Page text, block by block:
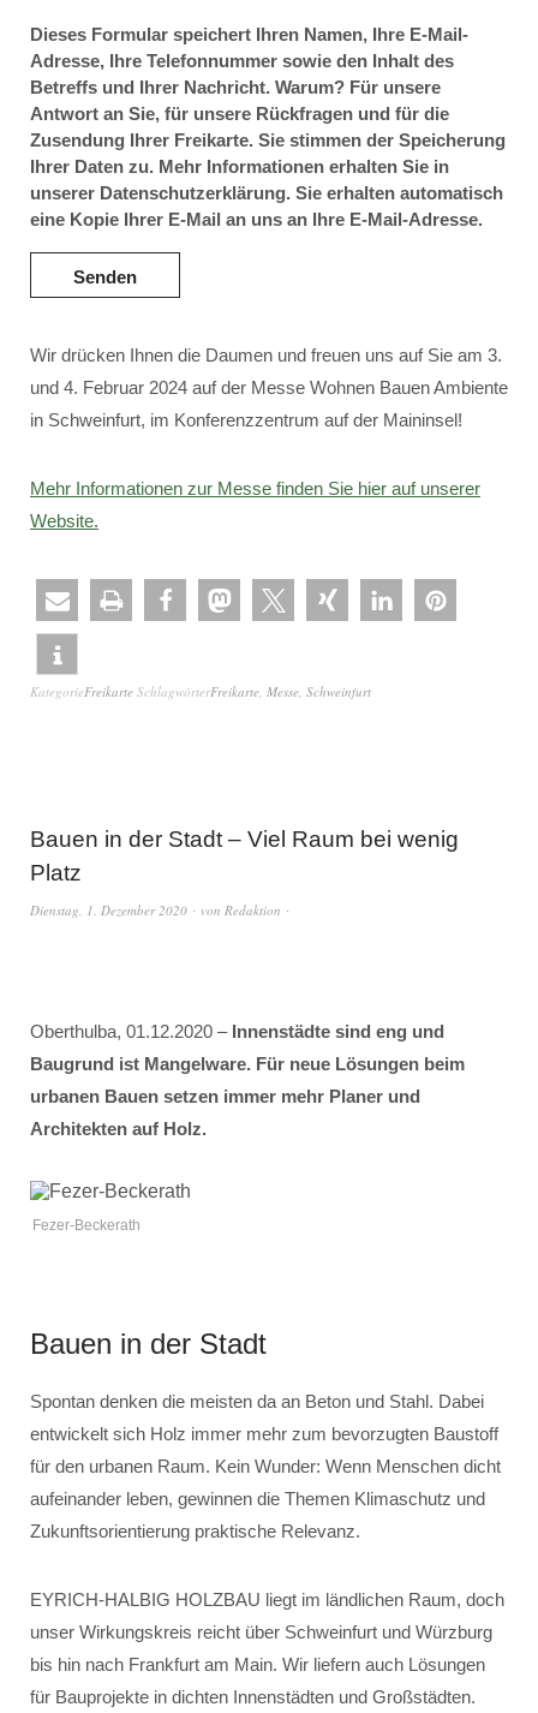
Dieses Formular speichert Ihren Namen, Ihre E-Mail-
Adresse, Ihre Telefonnummer sowie den Inhalt des
Betreffs und Ihrer Nachricht. Warum? Für unsere
Antwort an Sie, für unsere Rückfragen und für die
Zusendung Ihrer Freikarte. Sie stimmen der Speicherung
Ihrer Daten zu. Mehr Informationen erhalten Sie in
unserer Datenschutzerklärung. Sie erhalten automatisch
eine Kopie Ihrer E-Mail an uns an Ihre E-Mail-Adresse.
Wir drücken Ihnen die Daumen und freuen uns auf Sie am 3.
und 4. Februar 2024 auf der Messe Wohnen Bauen Ambiente
in Schweinfurt, im Konferenzzentrum auf der Maininsel!
Mehr Informationen zur Messe finden Sie hier auf unserer
Website.
KategorieFreikarte SchlagwörterFreikarte, Messe, Schweinfurt
Bauen in der Stadt – Viel Raum bei wenig
Platz
Dienstag, 1. Dezember 2020 von Redaktion
Oberthulba, 01.12.2020 –Innenstädte sind eng und
Baugrund ist Mangelware. Für neue Lösungen beim
urbanen Bauen setzen immer mehr Planer und
Architekten auf Holz.
Fezer-Beckerath
Bauen in der Stadt
Spontan denken die meisten da an Beton und Stahl. Dabei
entwickelt sich Holz immer mehr zum bevorzugten Baustoff
für den urbanen Raum. Kein Wunder: Wenn Menschen dicht
aufeinander leben, gewinnen die Themen Klimaschutz und
Zukunftsorientierung praktische Relevanz.
EYRICH-HALBIG HOLZBAU liegt im ländlichen Raum, doch
unser Wirkungskreis reicht über Schweinfurt und Würzburg
bis hin nach Frankfurt am Main. Wir liefern auch Lösungen
für Bauprojekte in dichten Innenstädten und Großstädten.